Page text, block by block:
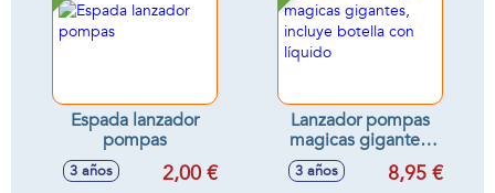
Espada lanzador
pompas
3 años 2,00 €
Lanzador pompas
magicas gigantes,
incluye botella con
líquido
3 años 8,95 €